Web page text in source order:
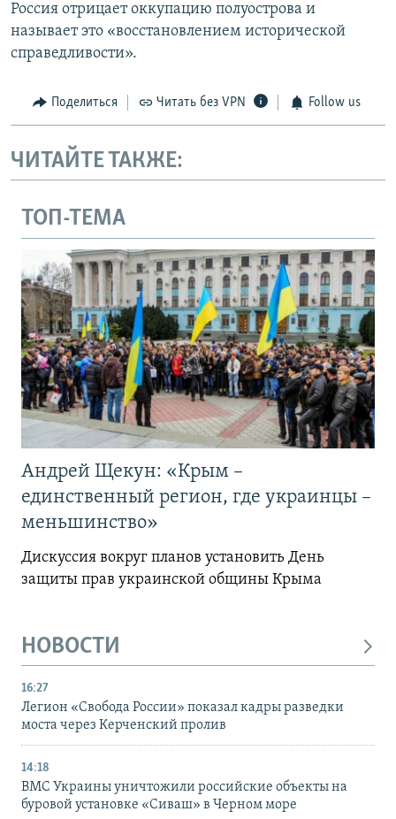
Россия отрицает оккупацию полуострова и
называет это «восстановлением исторической
справедливости».
Поделиться Читать без VPN Follow us
ЧИТАЙТЕ ТАКЖЕ:
ТОП-ТЕМА
Андрей Щекун: «Крым –
единственный регион, где украинцы –
меньшинство»
Дискуссия вокруг планов установить День
защиты прав украинской общины Крыма
НОВОСТИ
16:27
Легион «Свобода России» показал кадры разведки
моста через Керченский пролив
14:18
ВМС Украины уничтожили российские объекты на
буровой установке «Сиваш» в Черном море